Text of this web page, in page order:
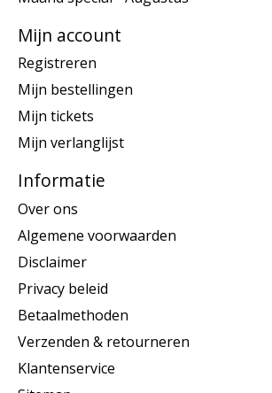
Mijn account
Registreren
Mijn bestellingen
Mijn tickets
Mijn verlanglijst
Informatie
Over ons
Algemene voorwaarden
Disclaimer
Privacy beleid
Betaalmethoden
Verzenden & retourneren
Klantenservice